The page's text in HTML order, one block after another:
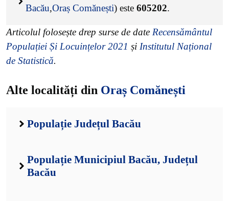
Bacău,Oraș Comănești) este 605202.
Articolul folosește drep surse de date Recensământul
Populației Și Locuințelor 2021 și Institutul Național
de Statistică.
Alte localități din Oraș Comănești
Populație Județul Bacău
Populație Municipiul Bacău, Județul
Bacău